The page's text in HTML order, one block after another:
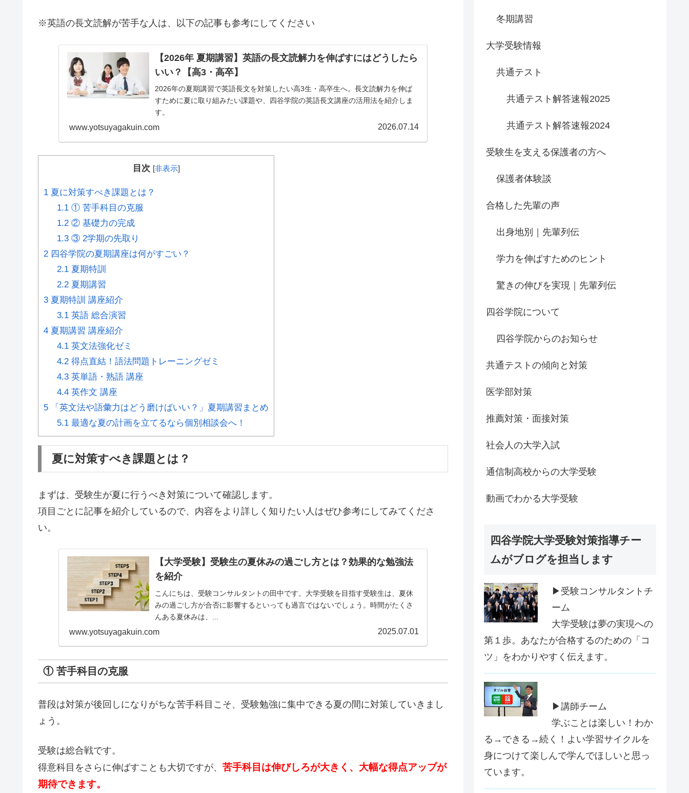
※英語の長文読解が苦手な人は、以下の記事も参考にしてください
【2026年 夏期講習】英語の長文読解力を伸ばすにはどうしたら
いい？【高3・高卒】
2026年の夏期講習で英語長文を対策したい高3生・高卒生へ。長文読解力を伸ば
すために夏に取り組みたい課題や、四谷学院の英語長文講座の活用法を紹介しま
す。
www.yotsuyagakuin.com 2026.07.14
目次 [非表示]
1 夏に対策すべき課題とは？
1.1① 苦手科目の克服
1.2② 基礎力の完成
1.3③ 2学期の先取り
2 四谷学院の夏期講座は何がすごい？
2.1夏期特訓
2.2夏期講習
3 夏期特訓 講座紹介
3.1英語 総合演習
4 夏期講習 講座紹介
4.1英文法強化ゼミ
4.2得点直結！語法問題トレーニングゼミ
4.3英単語・熟語 講座
4.4英作文 講座
5 「英文法や語彙力はどう磨けばいい？」夏期講習まとめ
5.1最適な夏の計画を立てるなら個別相談会へ！
夏に対策すべき課題とは？
まずは、受験生が夏に行うべき対策について確認します。
項目ごとに記事を紹介しているので、内容をより詳しく知りたい人はぜひ参考にしてみてくださ
い。
【大学受験】受験生の夏休みの過ごし方とは？効果的な勉強法
を紹介
こんにちは、受験コンサルタントの田中です。大学受験を目指す受験生は、夏休
みの過ごし方が合否に影響するといっても過言ではないでしょう。時間がたくさ
んある夏休みは、...
www.yotsuyagakuin.com 2025.07.01
① 苦手科目の克服
普段は対策が後回しになりがちな苦手科目こそ、受験勉強に集中できる夏の間に対策していきまし
ょう。
受験は総合戦です。
得意科目をさらに伸ばすことも大切ですが、 苦手科目は伸びしろが大きく、大幅な得点アップが
期待できます。
冬期講習
大学受験情報
共通テスト
共通テスト解答速報2025
共通テスト解答速報2024
受験生を支える保護者の方へ
保護者体験談
合格した先輩の声
出身地別｜先輩列伝
学力を伸ばすためのヒント
驚きの伸びを実現｜先輩列伝
四谷学院について
四谷学院からのお知らせ
共通テストの傾向と対策
医学部対策
推薦対策・面接対策
社会人の大学入試
通信制高校からの大学受験
動画でわかる大学受験
四谷学院大学受験対策指導チー
ムがブログを担当します
▶受験コンサルタントチ
ーム
大学受験は夢の実現への
第１歩。あなたが合格するのための「コ
ツ」をわかりやすく伝えます。
▶講師チーム
学ぶことは楽しい！わか
る→できる→続く！よい学習サイクルを
身につけて楽しんで学んでほしいと思っ
ています。